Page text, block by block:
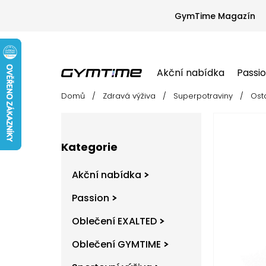
GymTime Magazín
Akční nabídka
Akční nabídka Passion Oblečení
Domů / Zdravá výživa / Superpotraviny /
kategorie
Kategorie
Akční nabídka
Passion
Oblečení EXALTED
Oblečení GYMTIME